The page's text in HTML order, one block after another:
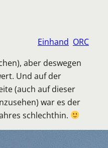
Einhand ORC
aber deswegen
Und auf der
(auch auf dieser
war es der
schlechthin.